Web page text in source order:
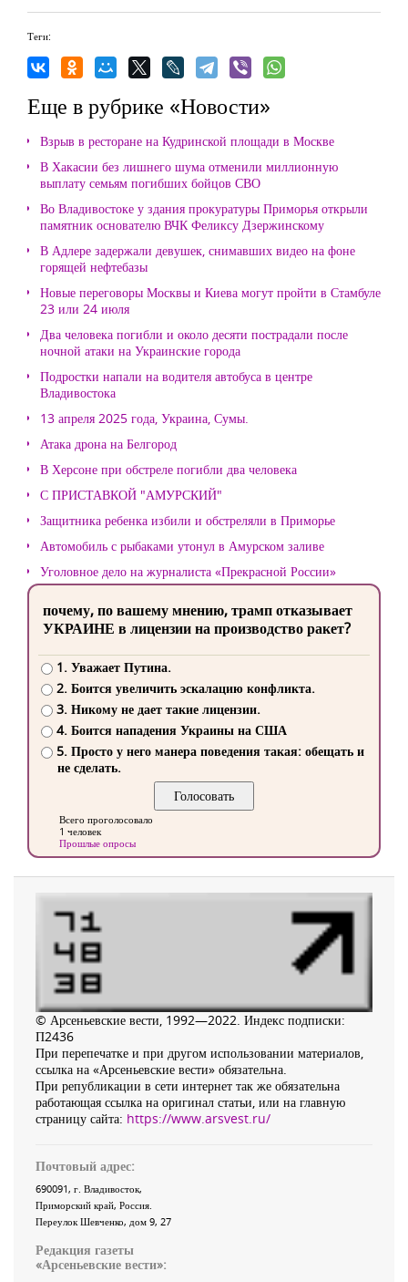
Теги:
Еще в рубрике «Новости»
Взрыв в ресторане на Кудринской площади в Москве
В Хакасии без лишнего шума отменили миллионную
выплату семьям погибших бойцов СВО
Во Владивостоке у здания прокуратуры Приморья открыли
памятник основателю ВЧК Феликсу Дзержинскому
В Адлере задержали девушек, снимавших видео на фоне
горящей нефтебазы
Новые переговоры Москвы и Киева могут пройти в Стамбуле
23 или 24 июля
Два человека погибли и около десяти пострадали после
ночной атаки на Украинские города
Подростки напали на водителя автобуса в центре
Владивостока
13 апреля 2025 года, Украина, Сумы.
Атака дрона на Белгород
В Херсоне при обстреле погибли два человека
С ПРИСТАВКОЙ "АМУРСКИЙ"
Защитника ребенка избили и обстреляли в Приморье
Автомобиль с рыбаками утонул в Амурском заливе
Уголовное дело на журналиста «Прекрасной России»
почему, по вашему мнению, трамп отказывает
УКРАИНЕ в лицензии на производство ракет?
1. Уважает Путина.
2. Боится увеличить эскалацию конфликта.
3. Никому не дает такие лицензии.
4. Боится нападения Украины на США
5. Просто у него манера поведения такая: обещать и
не сделать.
Всего проголосовало
1 человек
Прошлые опросы
© Арсеньевские вести, 1992—2022. Индекс подписки:
П2436
При перепечатке и при другом использовании материалов,
ссылка на «Арсеньевские вести» обязательна.
При републикации в сети интернет так же обязательна
работающая ссылка на оригинал статьи, или на главную
страницу сайта: https://www.arsvest.ru/
Почтовый адрес:
690091, г. Владивосток,
Приморский край, Россия
Переулок Шевченко, дом 9, 27
Редакция газеты
«Арсеньевские вести»: